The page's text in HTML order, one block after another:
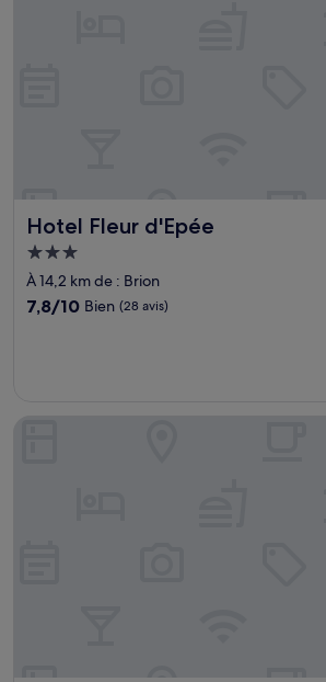
Hotel Fleur d'Epée
Hotel Fleur d'Epée
Hébergement
3.0 étoiles
À 14,2 km de : Brion
7.8
7,8/10 Bien (28 avis)